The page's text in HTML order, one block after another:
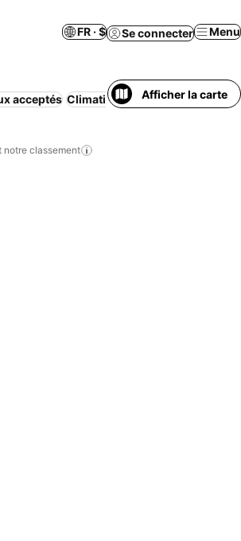
FR · $ Se connecter Menu
acceptés Climatisation Wi-Fi
Afficher la carte
notre classement
favoris
favoris